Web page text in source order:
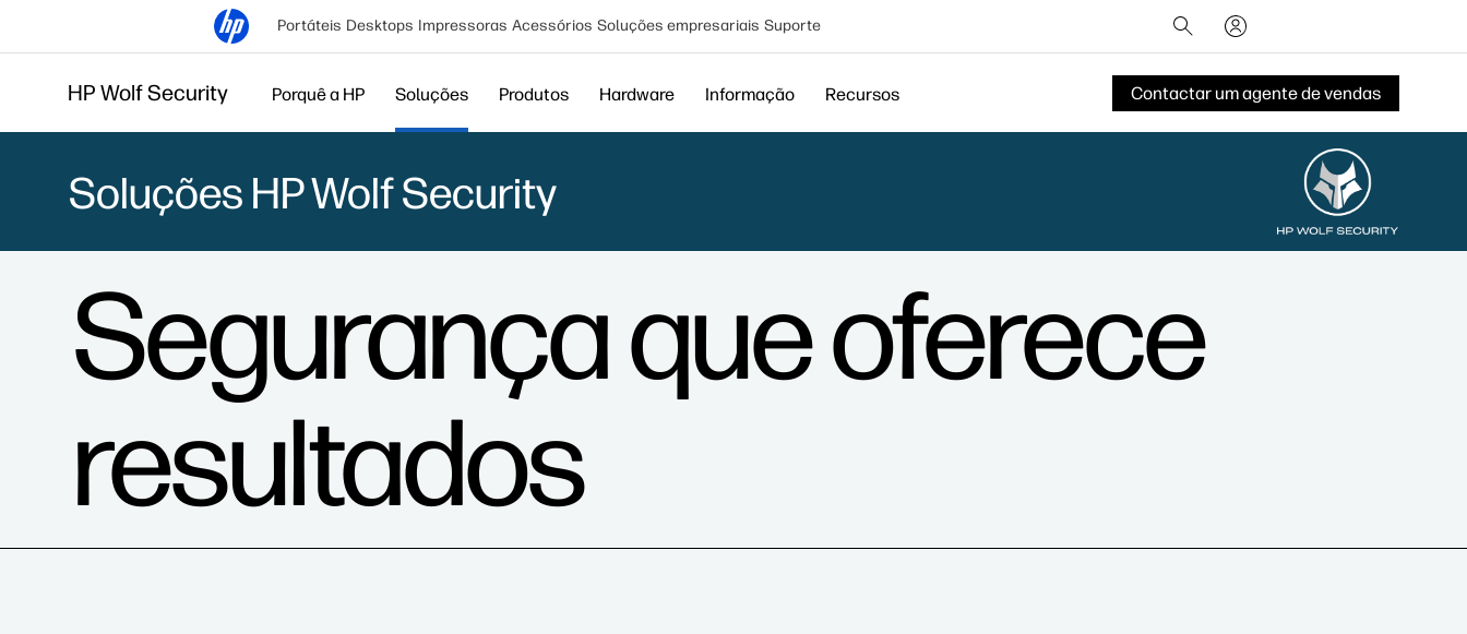
Portáteis Desktops Impressoras Acessórios Soluções empresariais Suporte
HP Wolf Security Porquê a HP Soluções Produtos Hardware Informação Recursos Contactar um agente de vendas
Soluções HP Wolf Security
Segurança que oferece
resultados